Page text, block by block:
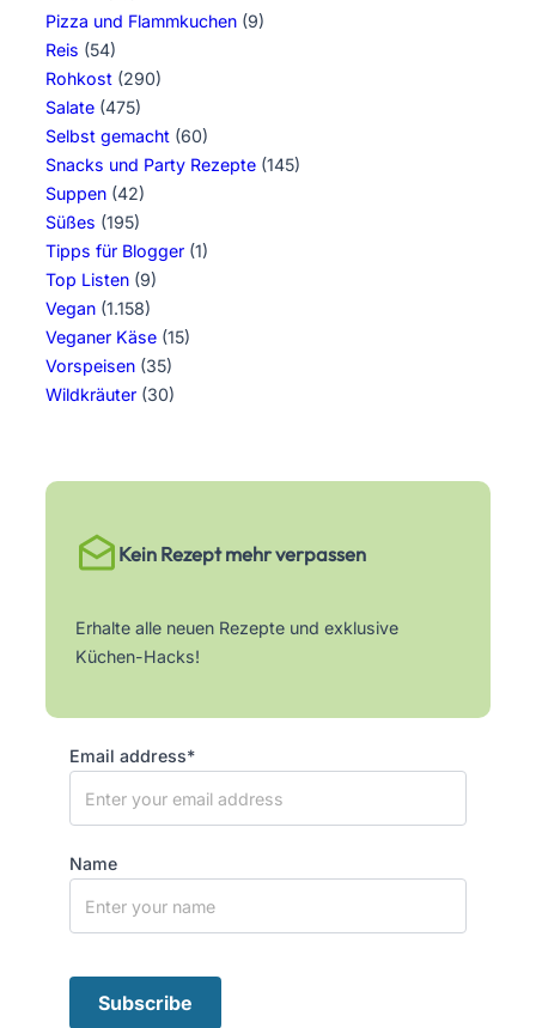
Pizza und Flammkuchen (9)
Reis (54)
Rohkost (290)
Salate (475)
Selbst gemacht (60)
Snacks und Party Rezepte (145)
Suppen (42)
Süßes (195)
Tipps für Blogger (1)
Top Listen (9)
Vegan (1.158)
Veganer Käse (15)
Vorspeisen (35)
Wildkräuter (30)
Kein Rezept mehr verpassen
Erhalte alle neuen Rezepte und exklusive
Küchen-Hacks!
Email address*
Name